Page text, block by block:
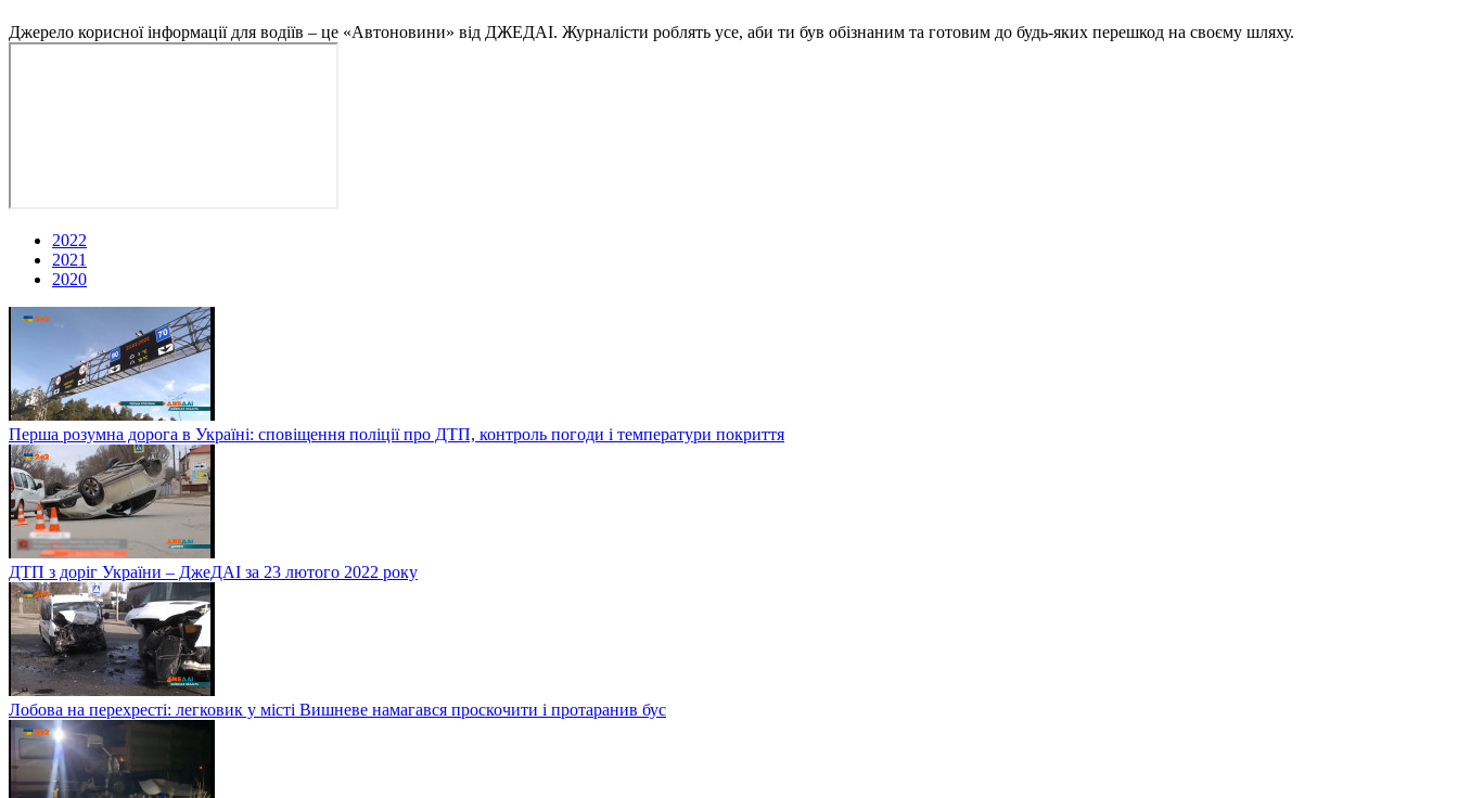
Джерело корисної інформації для водіїв – це «Автоновини» від ДЖЕДАІ. Журналісти роблять усе, аби ти був обізнаним та готовим до будь-яких перешкод на своєму шляху.
2022
2021
2020
Перша розумна дорога в Україні: сповіщення поліції про ДТП, контроль погоди і температури покриття
ДТП з доріг України – ДжеДАІ за 23 лютого 2022 року
Лобова на перехресті: легковик у місті Вишневе намагався проскочити і протаранив бус